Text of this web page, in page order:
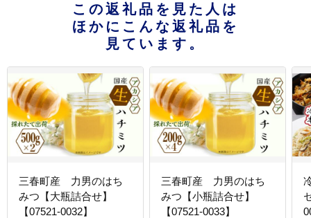
この返礼品を見た人は
ほかにこんな返礼品を
見ています。
三春町産 力男のはち
みつ【大瓶詰合せ】
【07521-0032】
三春町産 力男のはち
みつ【小瓶詰合せ】
【07521-0033】